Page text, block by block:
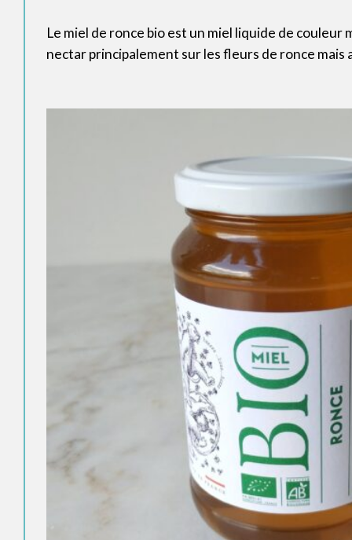
Le miel de ronce bio est un miel liquide de
nectar principalement sur les fleurs de ronce mais